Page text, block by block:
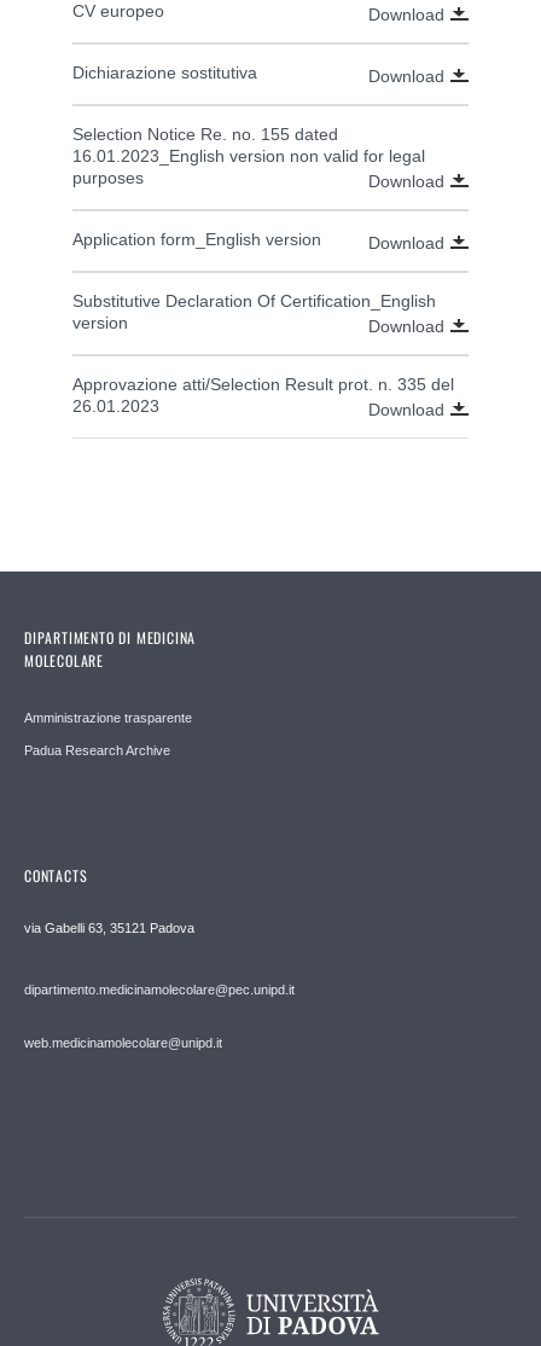
CV europeo Download
Dichiarazione sostitutiva Download
Selection Notice Re. no. 155 dated
16.01.2023_English version non valid for legal
purposes
Download
Application form_English version Download
Substitutive Declaration Of Certification_English
version
Download
Approvazione atti/Selection Result prot. n. 335 del
26.01.2023
Download
DIPARTIMENTO DI MEDICINA
MOLECOLARE
Amministrazione trasparente
Padua Research Archive
CONTACTS
via Gabelli 63, 35121 Padova
dipartimento.medicinamolecolare@pec.unipd.it
web.medicinamolecolare@unipd.it